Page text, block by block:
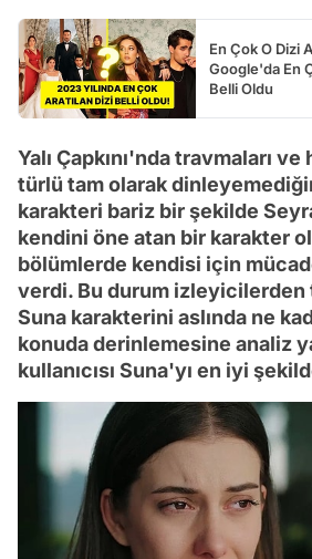
En Çok O Dizi
Google'da En
Belli Oldu
Yalı Çapkını'nda travmaları
türlü tam olarak
karakteri bariz bir şekilde
kendini öne atan bir karakter
bölümlerde kendisi için
verdi. Bu durum izleyicilerden
Suna karakterini aslında ne
konuda derinlemesine analiz
kullanıcısı Suna'yı en iyi